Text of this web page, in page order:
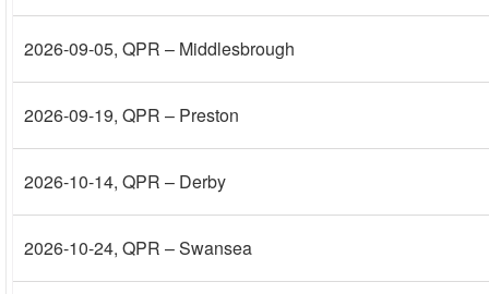
2026-09-05, QPR – Middlesbrough
2026-09-19, QPR – Preston
2026-10-14, QPR – Derby
2026-10-24, QPR – Swansea